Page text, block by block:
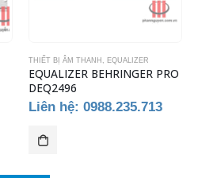
THIẾT BỊ ÂM THANH , EQUALIZER
EQUALIZER BEHRINGER PRO
DEQ2496
Liên hệ: 0988.235.713